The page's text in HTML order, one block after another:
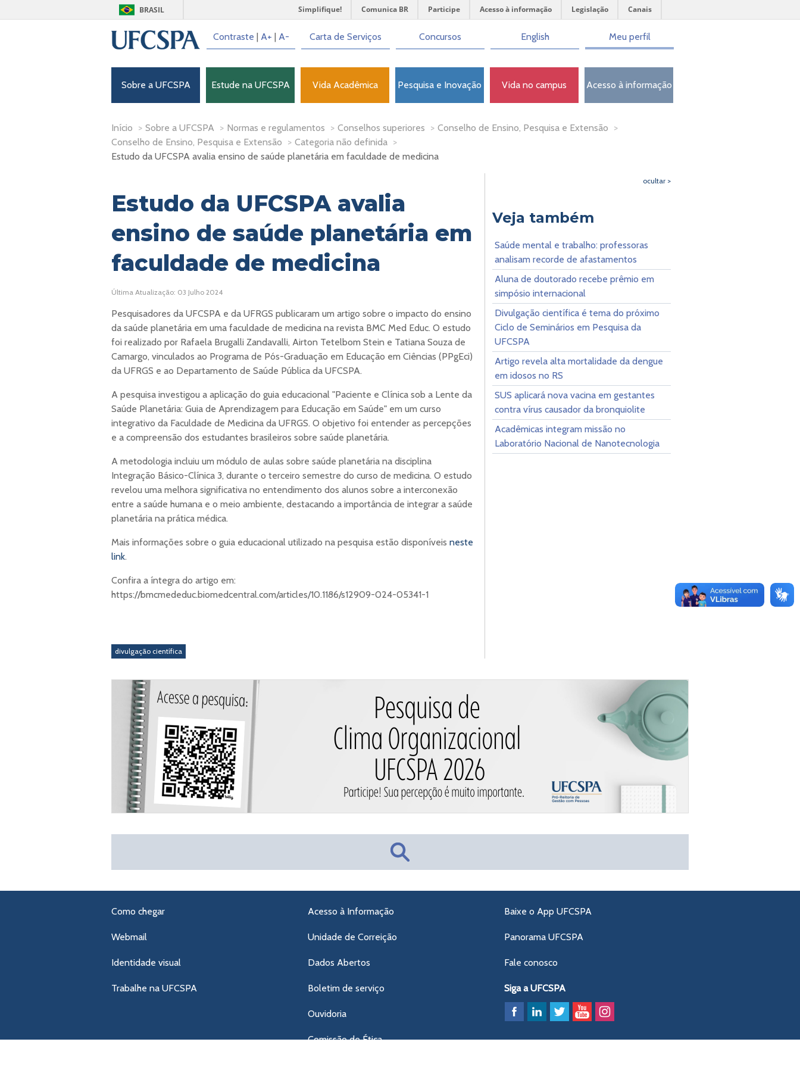
BRASIL Simplifique! Comunica BR Participe Acesso à informação Legislação Canais
Contraste | A+ | A- Carta de Serviços Concursos English Meu perfil
Sobre a UFCSPA Estude na UFCSPA Vida Acadêmica Pesquisa e Inovação Vida no campus Acesso à informação
Início > Sobre a UFCSPA > Normas e regulamentos > Conselhos superiores > Conselho de Ensino, Pesquisa e Extensão >
Conselho de Ensino, Pesquisa e Extensão > Categoria não definida >
Estudo da UFCSPA avalia ensino de saúde planetária em faculdade de medicina
Estudo da UFCSPA avalia
ensino de saúde planetária em
faculdade de medicina
Última Atualização: 03 Julho 2024
Pesquisadores da UFCSPA e da UFRGS publicaram um artigo sobre o impacto do ensino
da saúde planetária em uma faculdade de medicina na revista BMC Med Educ. O estudo
foi realizado por Rafaela Brugalli Zandavalli, Airton Tetelbom Stein e Tatiana Souza de
Camargo, vinculados ao Programa de Pós-Graduação em Educação em Ciências (PPgEci)
da UFRGS e ao Departamento de Saúde Pública da UFCSPA.
A pesquisa investigou a aplicação do guia educacional "Paciente e Clínica sob a Lente da
Saúde Planetária: Guia de Aprendizagem para Educação em Saúde" em um curso
integrativo da Faculdade de Medicina da UFRGS. O objetivo foi entender as percepções
e a compreensão dos estudantes brasileiros sobre saúde planetária.
A metodologia incluiu um módulo de aulas sobre saúde planetária na disciplina
Integração Básico-Clínica 3, durante o terceiro semestre do curso de medicina. O estudo
revelou uma melhora significativa no entendimento dos alunos sobre a interconexão
entre a saúde humana e o meio ambiente, destacando a importância de integrar a saúde
planetária na prática médica.
Mais informações sobre o guia educacional utilizado na pesquisa estão disponíveis neste
link.
Confira a íntegra do artigo em:
https://bmcmededuc.biomedcentral.com/articles/10.1186/s12909-024-05341-1
divulgação científica
ocultar >
Veja também
Saúde mental e trabalho: professoras
analisam recorde de afastamentos
Aluna de doutorado recebe prêmio em
simpósio internacional
Divulgação científica é tema do próximo
Ciclo de Seminários em Pesquisa da
UFCSPA
Artigo revela alta mortalidade da dengue
em idosos no RS
SUS aplicará nova vacina em gestantes
contra vírus causador da bronquiolite
Acadêmicas integram missão no
Laboratório Nacional de Nanotecnologia
Como chegar
Webmail
Identidade visual
Trabalhe na UFCSPA
Acesso à Informação
Unidade de Correição
Dados Abertos
Boletim de serviço
Ouvidoria
Comissão de Ética
Baixe o App UFCSPA
Panorama UFCSPA
Fale conosco
Siga a UFCSPA